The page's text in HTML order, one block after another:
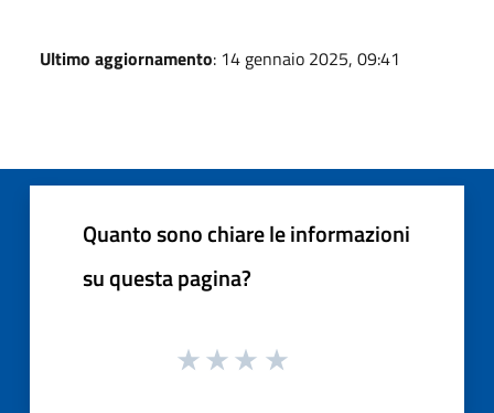
Ultimo aggiornamento: 14 gennaio 2025, 09:41
Quanto sono chiare le informazioni
su questa pagina?